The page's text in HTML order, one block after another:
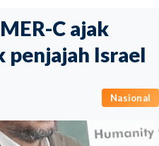
C ajak
penjajah Israel
Nasional